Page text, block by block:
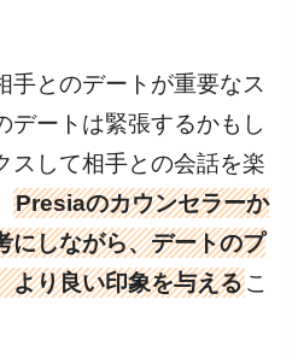
手とのデートが重要なス
デートは緊張するかもし
スして相手との会話を楽
Presiaのカウンセラーか
にしながら、デートのプ
より良い印象を与えるこ